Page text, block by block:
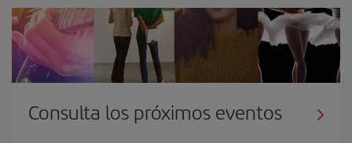
Consulta los próximos eventos